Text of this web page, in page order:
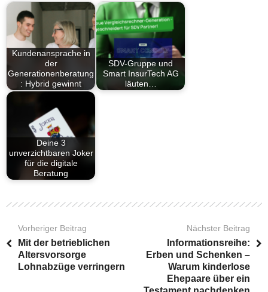
Kundenansprache in
der
Generationenberatung
: Hybrid gewinnt
SDV-Gruppe und
Smart InsurTech AG
läuten…
Deine 3
unverzichtbaren Joker
für die digitale
Beratung
Vorheriger Beitrag
Mit der betrieblichen
Altersvorsorge
Lohnabzüge verringern
Nächster Beitrag
Informationsreihe:
Erben und Schenken –
Warum kinderlose
Ehepaare über ein